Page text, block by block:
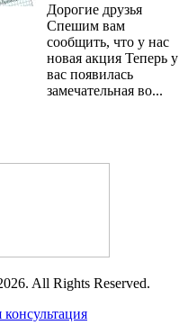
Дорогие друзья
Спешим вам
сообщить, что у нас
новая акция Теперь у
вас появилась
замечательная во...
All Rights Reserved.